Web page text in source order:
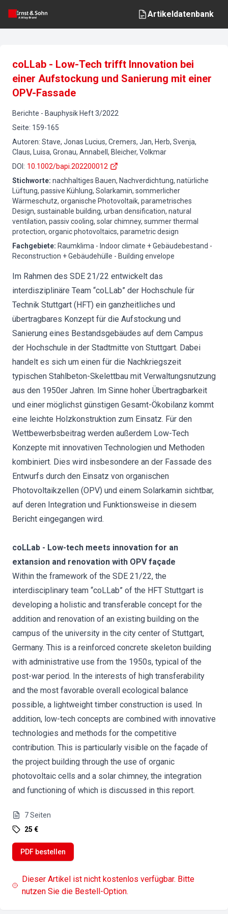
Artikeldatenbank
coLLab - Low-Tech trifft Innovation bei
einer Aufstockung und Sanierung mit einer
OPV-Fassade
Berichte - Bauphysik Heft3/2022
Seite: 159-165
Autoren: Stave, Jonas Lucius, Cremers, Jan, Herb, Svenja,
Claus, Luisa, Gronau, Annabell, Bleicher, Volkmar
DOI : 10.1002/bapi.202200012
Stichworte: nachhaltiges Bauen, Nachverdichtung, natürliche
Lüftung, passive Kühlung, Solarkamin, sommerlicher
Wärmeschutz, organische Photovoltaik, parametrisches
Design, sustainable building, urban densification, natural
ventilation, passiv cooling, solar chimney, summer thermal
protection, organic photovoltaics, parametric design
Fachgebiete: Raumklima - Indoor climate + Gebäudebestand -
Reconstruction + Gebäudehülle - Building envelope
Im Rahmen des SDE 21/22 entwickelt das
interdisziplinäre Team “coLLab” der Hochschule für
Technik Stuttgart (HFT) ein ganzheitliches und
übertragbares Konzept für die Aufstockung und
Sanierung eines Bestandsgebäudes auf dem Campus
der Hochschule in der Stadtmitte von Stuttgart. Dabei
handelt es sich um einen für die Nachkriegszeit
typischen Stahlbeton-Skelettbau mit Verwaltungsnutzung
aus den 1950er Jahren. Im Sinne hoher Übertragbarkeit
und einer möglichst günstigen Gesamt-Ökobilanz kommt
eine leichte Holzkonstruktion zum Einsatz. Für den
Wettbewerbsbeitrag werden außerdem Low-Tech
Konzepte mit innovativen Technologien und Methoden
kombiniert. Dies wird insbesondere an der Fassade des
Entwurfs durch den Einsatz von organischen
Photovoltaikzellen (OPV) und einem Solarkamin sichtbar,
auf deren Integration und Funktionsweise in diesem
Bericht eingegangen wird.
coLLab - Low-tech meets innovation for an
extansion and renovation with OPV façade
Within the framework of the SDE 21/22, the
interdisciplinary team “coLLab” of the HFT Stuttgart is
developing a holistic and transferable concept for the
addition and renovation of an existing building on the
campus of the university in the city center of Stuttgart,
Germany. This is a reinforced concrete skeleton building
with administrative use from the 1950s, typical of the
post-war period. In the interests of high transferability
and the most favorable overall ecological balance
possible, a lightweight timber construction is used. In
addition, low-tech concepts are combined with innovative
technologies and methods for the competitive
contribution. This is particularly visible on the façade of
the project building through the use of organic
photovoltaic cells and a solar chimney, the integration
and functioning of which is discussed in this report.
7Seiten
25 €
PDF bestellen
Dieser Artikel ist nicht kostenlos verfügbar. Bitte
nutzen Sie die Bestell-Option.